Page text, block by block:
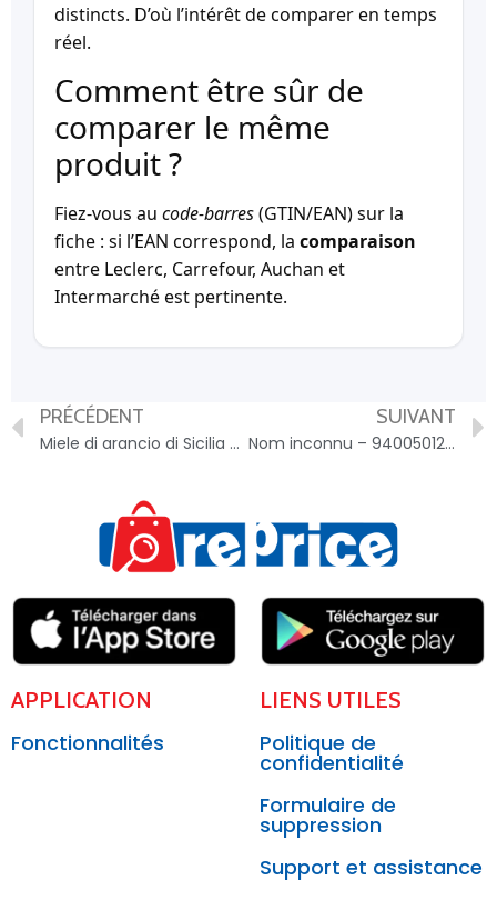
distincts. D’où l’intérêt de comparer en temps
réel.
Comment être sûr de
comparer le même
produit ?
Fiez-vous au code-barres(GTIN/EAN) sur la
fiche : si l’EAN correspond, la comparaison
entre Leclerc, Carrefour, Auchan et
Intermarché est pertinente.
PRÉCÉDENT
Miele di arancio di Sicilia – 8054383502004
SUIVANT
Nom inconnu – 9400501202476
APPLICATION
Fonctionnalités
LIENS UTILES
Politique de
confidentialité
Formulaire de
suppression
Support et assistance